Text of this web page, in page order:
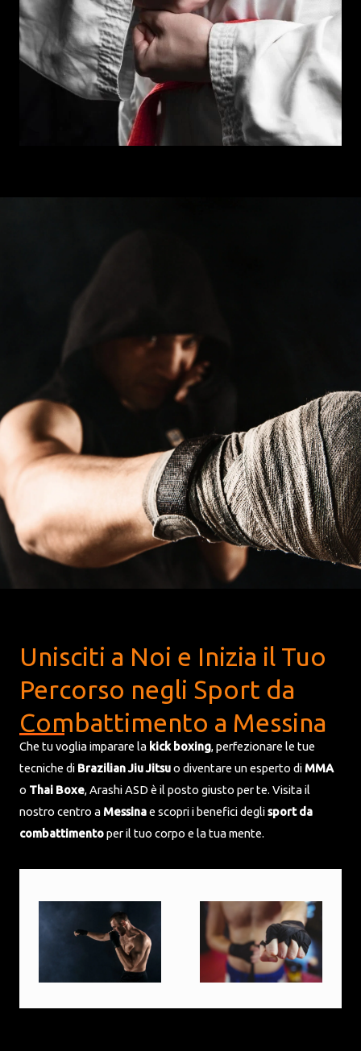
Unisciti a Noi e Inizia il Tuo
Percorso negli Sport da
Combattimento a Messina
UNISCITI A NOI
Che tu voglia imparare la kick boxing, perfezionare le tue
tecniche di Brazilian Jiu Jitsuo diventare un esperto di MMA
o Thai Boxe, Arashi ASD è il posto giusto per te. Visita il
nostro centro a Messinae scopri i benefici deglisport da
combattimentoper il tuo corpo e la tua mente.